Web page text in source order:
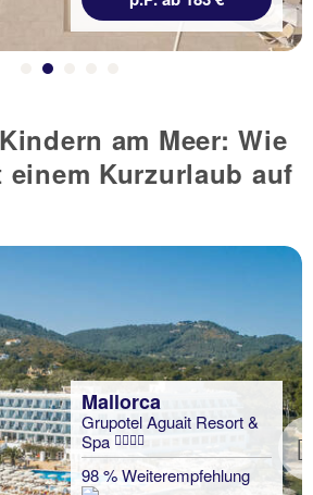
am Meer: Wie
einem Kurzurlaub auf
Mallorca
Grupotel Aguait Resort &
Spa
98 % Weiterempfehlung